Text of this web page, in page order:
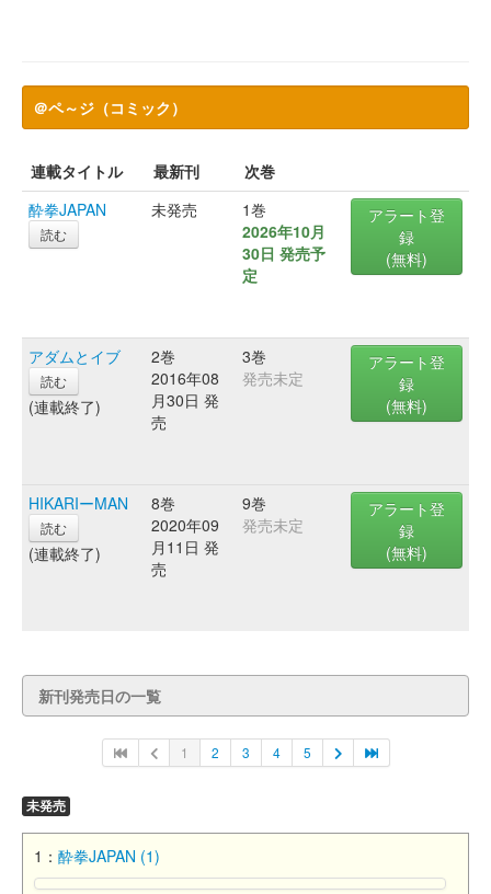
＠ペ～ジ（コミック）
連載タイトル 最新刊
次巻
酔拳JAPAN
読む
未発売
1巻
2026年10月
30日 発売予
定
アラート登
録
(無料)
アダムとイブ
読む
(連載終了)
2巻
2016年08
月30日 発
売
3巻
発売未定
アラート登
録
(無料)
HIKARIーMAN
読む
(連載終了)
8巻
2020年09
月11日 発
売
9巻
発売未定
アラート登
録
(無料)
新刊発売日の一覧
1 2 3 4 5
未発売
1： 酔拳JAPAN (1)